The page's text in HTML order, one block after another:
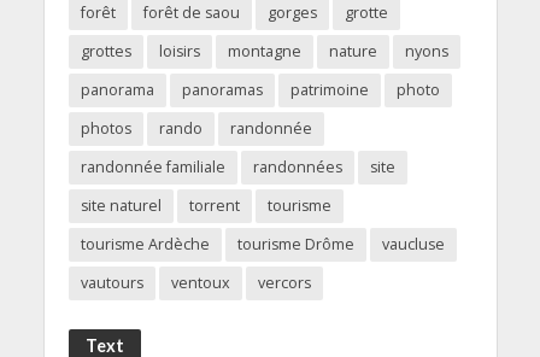
forêt
forêt de saou gorges
grotte
grottes
loisirs montagne nature
nyons
panorama
panoramas patrimoine
photo
photos
rando
randonnée
randonnée familiale
randonnées
site
site naturel
torrent
tourisme
tourisme Ardèche
tourisme Drôme
vaucluse
vautours
ventoux vercors
Text